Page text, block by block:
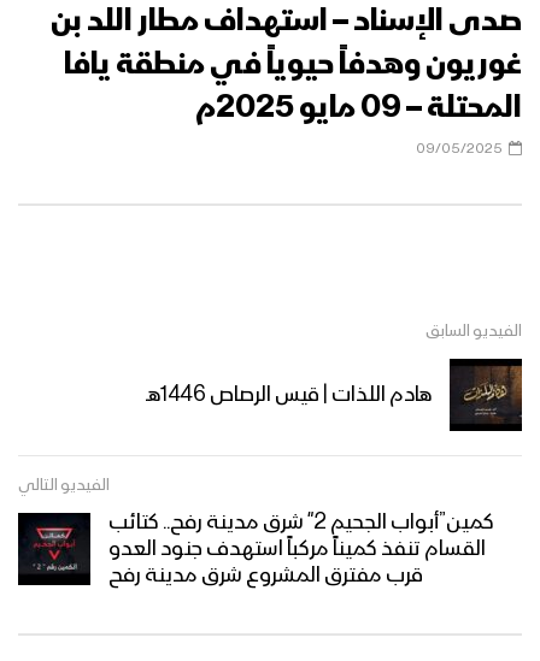
صدى الإسناد – استهداف مطار اللد بن
غوريون وهدفاً حيوياً في منطقة يافا
المحتلة – 09 مايو 2025م
09/05/2025
الفيديو السابق
هادم اللذات | قيس الرصاص 1446هـ
الفيديو التالي
كمين”أبواب الجحيم 2″ شرق مدينة رفح.. كتائب
القسام تنفذ كميناً مركباً استهدف جنود العدو
قرب مفترق المشروع شرق مدينة رفح